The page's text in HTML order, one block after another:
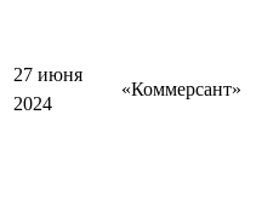
27 июня
2024
«Коммерсант»